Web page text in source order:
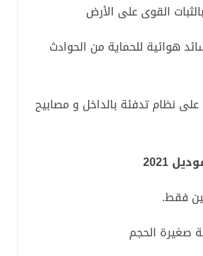
القوى على الأرض
هوائية للحماية من الحوادث
نظام تدفئة بالداخل و مصابيح
2021
فقط.
صغيرة الحجم